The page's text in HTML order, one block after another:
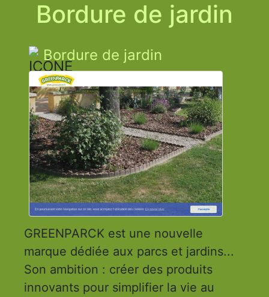
Bordure de jardin
Bordure de jardin
GREENPARCK est une nouvelle
marque dédiée aux parcs et jardins...
Son ambition : créer des produits
innovants pour simplifier la vie au